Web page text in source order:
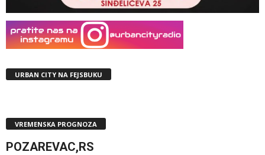
URBAN CITY NA FEJSBUKU
VREMENSKA PROGNOZA
POZAREVAC,RS